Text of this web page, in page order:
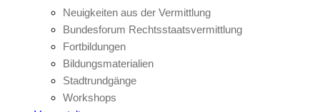
Neuigkeiten aus der Vermittlung
Bundesforum Rechtsstaatsvermittlung
Fortbildungen
Bildungsmaterialien
Stadtrundgänge
Workshops